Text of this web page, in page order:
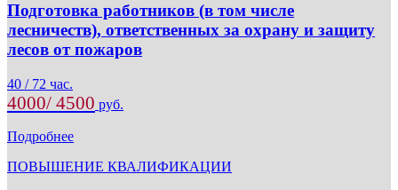
Подготовка работников (в том числе
лесничеств), ответственных за охрану и защиту
лесов от пожаров
40 / 72 час.
4000/ 4500 руб.
Подробнее
ПОВЫШЕНИЕ КВАЛИФИКАЦИИ